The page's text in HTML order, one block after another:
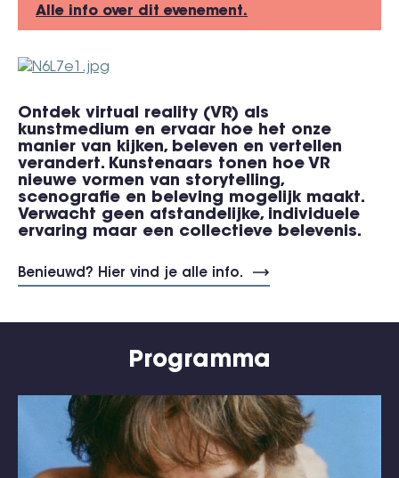
Alle info over dit evenement.
Ontdek virtual reality (VR) als
kunstmedium en ervaar hoe het onze
manier van kijken, beleven en vertellen
verandert. Kunstenaars tonen hoe VR
nieuwe vormen van storytelling,
scenografie en beleving mogelijk maakt.
Verwacht geen afstandelijke, individuele
ervaring maar een collectieve belevenis.
Benieuwd? Hier vind je alle info.
Programma